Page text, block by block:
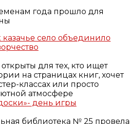
года прошло для
казачье село объединило
для тех, кто ищет
на страницах книг, хочет
классах или просто
атмосфере
день игры
библиотека № 25 провела